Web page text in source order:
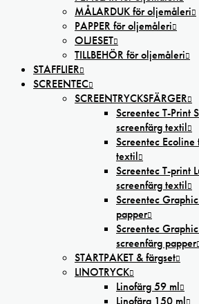
MÅLARDUK för oljemåleri
PAPPER för oljemåleri
OLJESET
TILLBEHÖR för oljemåleri
STAFFLIER
SCREENTEC
SCREENTRYCKSFÄRGER
Screentec T-Print
screenfärg textil
Screentec
textil
Screentec T-print
screenfärg textil
Screentec
papper
Screentec
screenfärg papper
STARTPAKET & färgset
LINOTRYCK
Linofärg 59 ml
Linofärg 150 ml